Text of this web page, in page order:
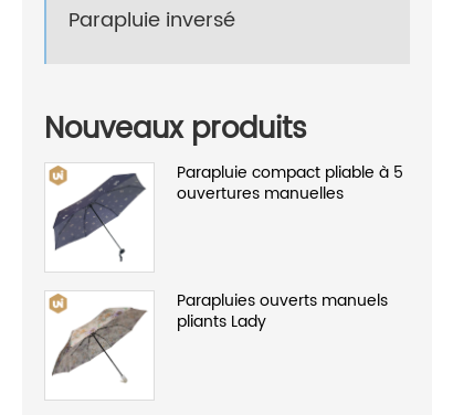
Parapluie inversé
Nouveaux produits
Parapluie compact pliable à 5
ouvertures manuelles
Parapluies ouverts manuels
pliants Lady